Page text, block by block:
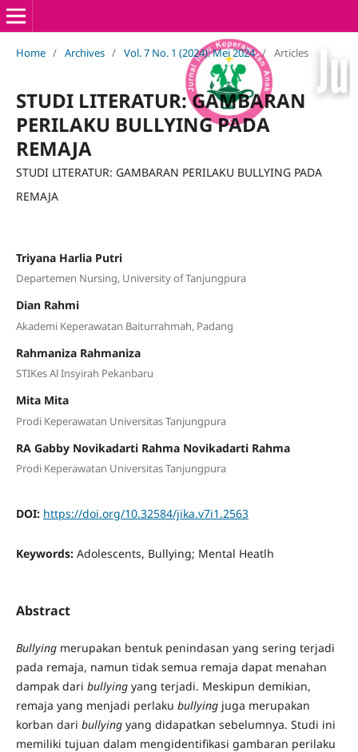
Home / Archives / Vol. 7 No. 1 (2024): Mei 2024 / Articles
STUDI LITERATUR: GAMBARAN
PERILAKU BULLYING PADA
REMAJA
STUDI LITERATUR: GAMBARAN PERILAKU BULLYING PADA
REMAJA
Triyana Harlia Putri
Departemen Nursing, University of Tanjungpura
Dian Rahmi
Akademi Keperawatan Baiturrahmah, Padang
Rahmaniza Rahmaniza
STIKes Al Insyirah Pekanbaru
Mita Mita
Prodi Keperawatan Universitas Tanjungpura
RA Gabby Novikadarti Rahma Novikadarti Rahma
Prodi Keperawatan Universitas Tanjungpura
DOI: https://doi.org/10.32584/jika.v7i1.2563
Keywords: Adolescents, Bullying; Mental Heatlh
Abstract
Bullyingmerupakan bentuk penindasan yang sering terjadi
pada remaja, namun tidak semua remaja dapat menahan
dampak dari bullyingyang terjadi. Meskipun demikian,
remaja yang menjadi perlaku bullyingjuga merupakan
korban dari bullyingyang didapatkan sebelumnya. Studi ini
memiliki tujuan dalam mengidentifikasi gambaran perilaku